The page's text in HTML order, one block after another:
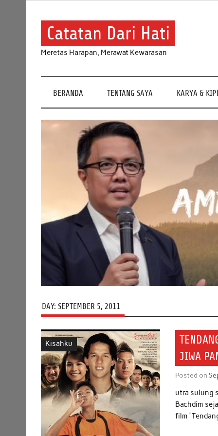
Catatan Dari Hati
Meretas Harapan, Merawat Kewarasan
BERANDA TENTANG SAYA KARYA &
DAY: SEPTEMBER 5, 2011
Kisahku
JIWA
Posted on
utra sulung
Bachdim
film